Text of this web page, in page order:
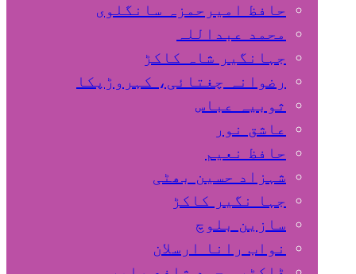
حافظ امیرحمزہ سانگلوی
محمد عبداللہ
جہانگیر شاہ کاکڑ
رضوانہ چغتائی، کہروڑپکا
ثوبیہ عباس
عاشق نور
حافظ نعیم
شہزاد حسین بھٹی
جہا نگیر کاکڑ
سازین بلوچ
نواب رانا ارسلان